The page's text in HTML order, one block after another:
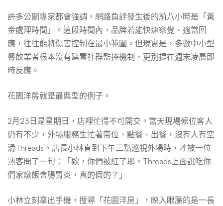
許多公關專家都會強調，網路負評發生後的前八小時是「黃
金處理時間」。這段時間內，品牌若能快速察覺、適當回
應，往往能將傷害控制在最小範圍。但現實是，多數中小型
餐飲業者根本沒有建置社群監控機制，更別提在週末凌晨即
時反應。
花園洋房就是最典型的例子。
2月23日是星期日，店裡忙得不可開交。當天現場候位客人
仍有不少，外場服務生忙著帶位、點餐、出餐，沒有人有空
滑Threads。店長小林直到下午三點巡視外場時，才被一位
熟客問了一句：「欸，你們被紅了耶，Threads上面說吃你
們家燉飯會腸胃炎，真的假的？」
小林立刻拿出手機，搜尋「花園洋房」，映入眼簾的是一長